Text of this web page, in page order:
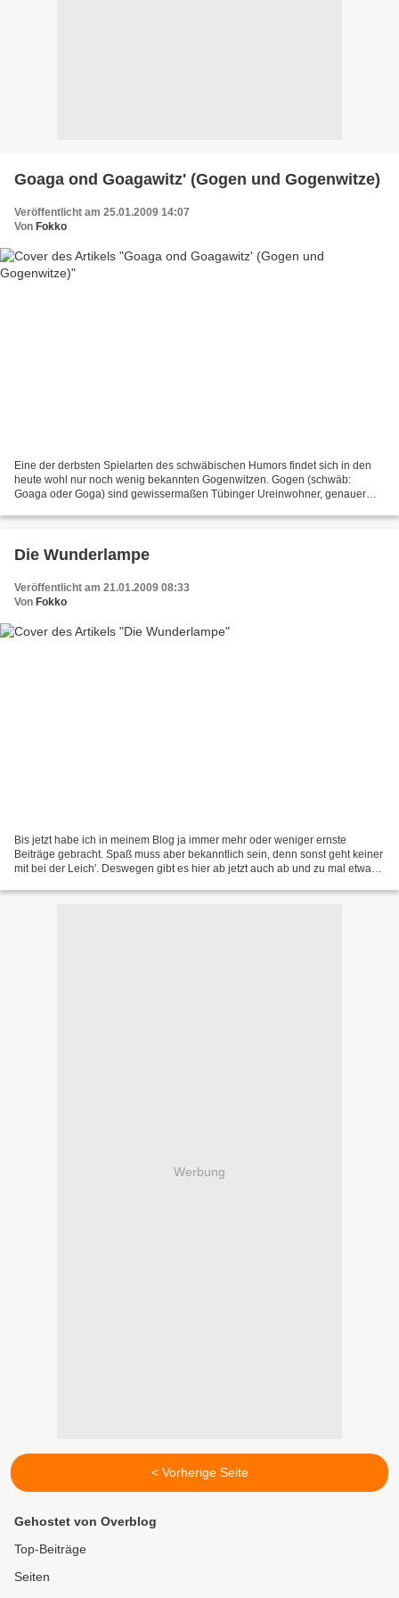
Goaga ond Goagawitz' (Gogen und Gogenwitze)
Veröffentlicht am 25.01.2009 14:07
Von Fokko
Eine der derbsten Spielarten des schwäbischen Humors findet sich in den
heute wohl nur noch wenig bekannten Gogenwitzen. Gogen (schwäb:
Goaga oder Goga) sind gewissermaßen Tübinger Ureinwohner, genauer
Die Wunderlampe
Veröffentlicht am 21.01.2009 08:33
Von Fokko
Bis jetzt habe ich in meinem Blog ja immer mehr oder weniger ernste
Beiträge gebracht. Spaß muss aber bekanntlich sein, denn sonst geht keiner
mit bei der Leich'. Deswegen gibt es hier ab jetzt auch ab und zu mal etwas
Werbung
< Vorherige Seite
Gehostet von Overblog
Top-Beiträge
Seiten